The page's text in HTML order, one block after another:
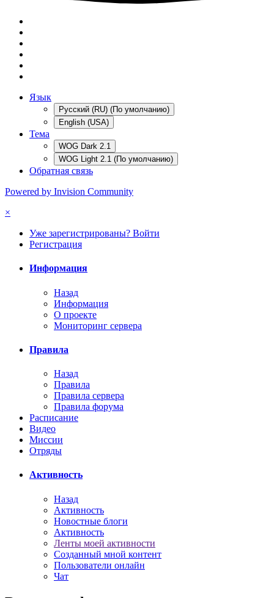
Язык
Русский (RU) (По умолчанию)
English (USA)
Тема
WOG Dark 2.1
WOG Light 2.1 (По умолчанию)
Обратная связь
Powered by Invision Community
×
Уже зарегистрированы? Войти
Регистрация
Информация
Назад
Информация
О проекте
Мониторинг сервера
Правила
Назад
Правила
Правила сервера
Правила форума
Расписание
Видео
Миссии
Отряды
Активность
Назад
Активность
Новостные блоги
Активность
Ленты моей активности
Созданный мной контент
Пользователи онлайн
Чат